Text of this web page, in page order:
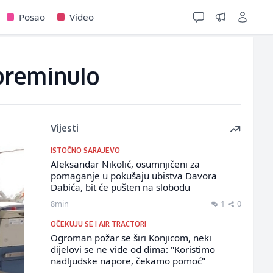
Posao Video
Vijesti
ISTOČNO SARAJEVO
Aleksandar Nikolić, osumnjičeni za
pomaganje u pokušaju ubistva Davora
Dabića, bit će pušten na slobodu
8min 1 0
OČEKUJU SE I AIR TRACTORI
Ogroman požar se širi Konjicom, neki
dijelovi se ne vide od dima: "Koristimo
nadljudske napore, čekamo pomoć"